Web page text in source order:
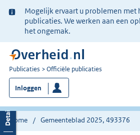
Ter
informatie:
Mogelijk ervaart u problemen met
publicaties. We werken aan een
het ongemak.
U
bent
nu
hier:
Publicaties Officiële publicaties
Inloggen
Home Gemeenteblad 2025, 493376